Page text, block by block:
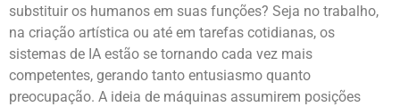
substituir os humanos em suas funções? Seja no trabalho,
na criação artística ou até em tarefas cotidianas, os
sistemas de IA estão se tornando cada vez mais
competentes, gerando tanto entusiasmo quanto
preocupação. A ideia de máquinas assumirem posições